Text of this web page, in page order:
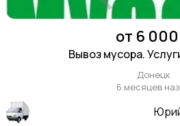
Уборка
Автоуслуги
от 6
Вывоз мусора.
Донецк
6 месяцев